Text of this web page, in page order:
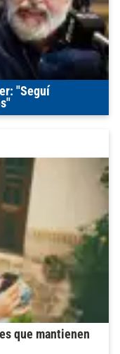
"Seguí
que mantienen